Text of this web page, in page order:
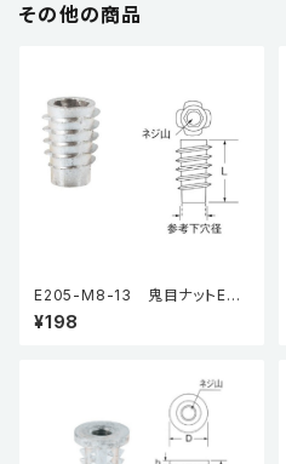
その他の商品
E205-M8-13 鬼目ナットEタ
イプ（5個入り）
¥198